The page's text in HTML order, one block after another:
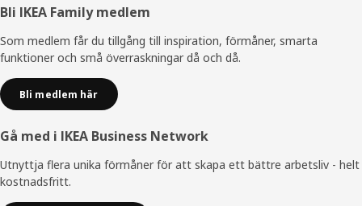
Sidfot
Bli IKEA Family medlem
Som medlem får du tillgång till inspiration, förmåner, smarta
funktioner och små överraskningar då och då.
Bli medlem här
Gå med i IKEA Business Network
Utnyttja flera unika förmåner för att skapa ett bättre arbetsliv - helt
kostnadsfritt.